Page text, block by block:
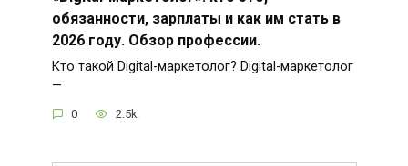
обязанности, зарплаты и как им стать в
2026 году. Обзор профессии.
Кто такой Digital-маркетолог? Digital-маркетолог
—
0 2.5k.